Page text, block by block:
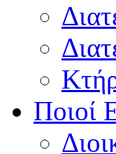
Ποιοί